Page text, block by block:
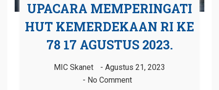
UPACARA MEMPERINGATI
HUT KEMERDEKAAN RI KE
78 17 AGUSTUS 2023.
MIC Skanet
Agustus 21, 2023
No Comment